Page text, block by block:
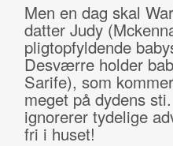
Men en dag skal
datter Judy
pligtopfyldende
Desværre holder
Sarife), som
meget på dydens
ignorerer tydelige
fri i huset!